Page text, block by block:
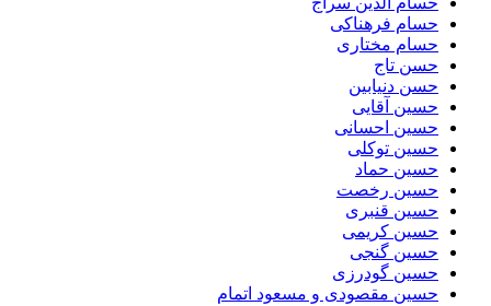
حسام فرهناکی
حسام مختاری
حسن تاج
حسن دنیابین
حسین آقایی
حسین احسانی
حسین توکلی
حسین حماد
حسین رخصت
حسین قنبری
حسین کریمی
حسین گنجی
حسین گودرزی
حسین مقصودی و مسعود اتمام